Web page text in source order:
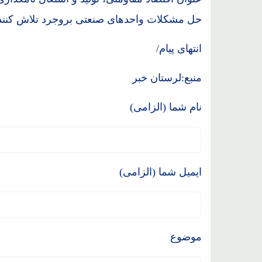
حل مشکلات واحدهای صنعتی بروجرد تلاش
انتهای پیام/
منبع:لرستان خبر
نام شما (الزامی)
ایمیل شما (الزامی)
موضوع